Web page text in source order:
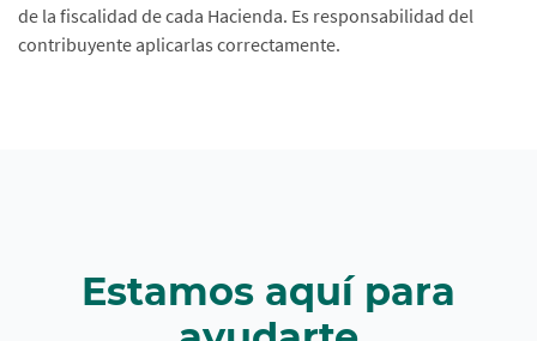
de la fiscalidad de cada Hacienda. Es responsabilidad del
contribuyente aplicarlas correctamente.
Estamos aquí para